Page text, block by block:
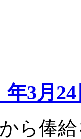
年3月
ら俸